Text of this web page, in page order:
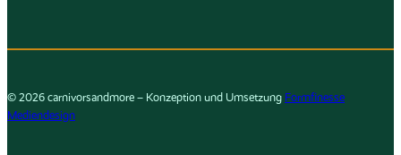
© 2026 carnivorsandmore – Konzeption und Umsetzung Formfinesse
Mediendesign